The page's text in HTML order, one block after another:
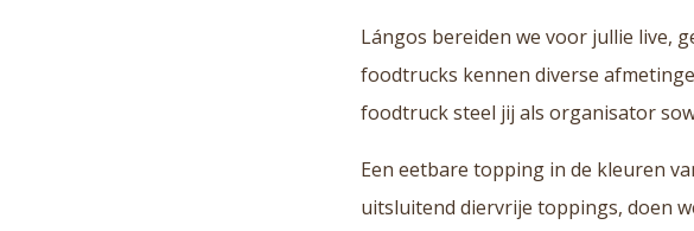
Lángos bereiden we voor jullie live,
foodtrucks kennen diverse
foodtruck steel jij als organisator
Een eetbare topping in de kleuren
uitsluitend diervrije toppings, doen